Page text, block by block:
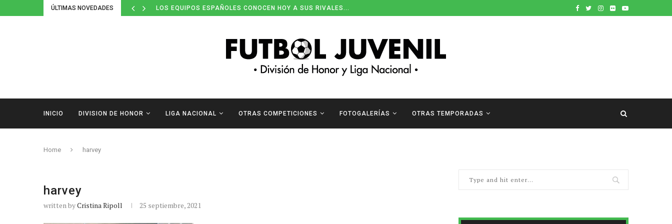
ÚLTIMAS NOVEDADES LOS EQUIPOS ESPAÑOLES CONOCEN HOY A SUS RIVALES...
INICIO DIVISION DE HONOR LIGA NACIONAL OTRAS COMPETICIONES FOTOGALERÍAS OTRAS TEMPORADAS
Home harvey
harvey
written byCristina Ripoll 25 septiembre, 2021